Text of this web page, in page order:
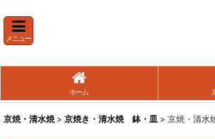
京焼・清水焼 > 京焼き・清水焼 鉢・皿 > 京焼・清
メニュー
ホーム